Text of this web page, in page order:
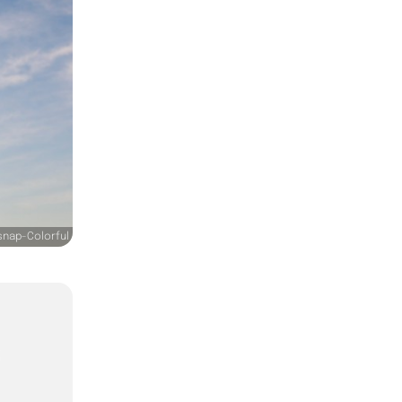
Colorful